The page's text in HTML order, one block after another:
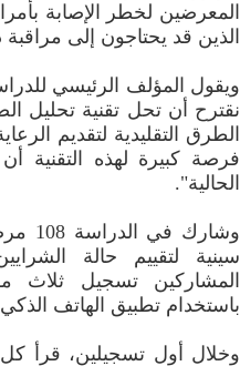
المعرضين لخطر الإصابة
الذين قد يحتاجون إلى مراقبة
ويقول المؤلف الرئيسي
نقترح أن تحل تقنية تحليل
الطرق التقليدية لتقديم
فرصة كبيرة لهذه التقنية
الحالية".
سينية لتقييم حالة
باستخدام تطبيق الهاتف الذكي Vocalis Health.
وخلال أول تسجيلين، قرأ